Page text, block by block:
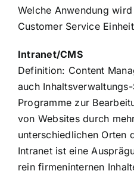
Welche Anwendung
Customer Service
Intranet/CMS
Definition: Content
auch
Programme zur
von Websites durch
unterschiedlichen Orten
Intranet ist eine
rein firmeninternen